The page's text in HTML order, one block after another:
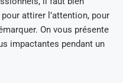
attirer l’attention, pour
On vous présente
impactantes pendant un